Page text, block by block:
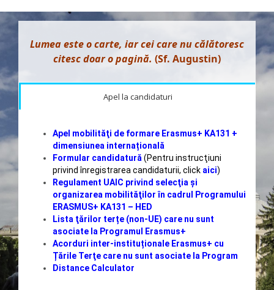
Lumea este o carte, iar cei care nu călătoresc
citesc doar o pagină. (Sf. Augustin)
Apel la candidaturi
Apel mobilităţi de formare Erasmus+ KA131 +
dimensiunea internațională
Formular candidatură (Pentru instrucţiuni
privind înregistrarea candidaturii, click aici)
Regulament UAIC privind selecţia şi
organizarea mobilităţilor în cadrul Programului
ERASMUS+ KA131 – HED
Lista ţărilor terțe (non-UE) care nu sunt
asociate la Programul Erasmus+
Acorduri inter-instituționale Erasmus+ cu
Țările Terţe care nu sunt asociate la Program
Distance Calculator